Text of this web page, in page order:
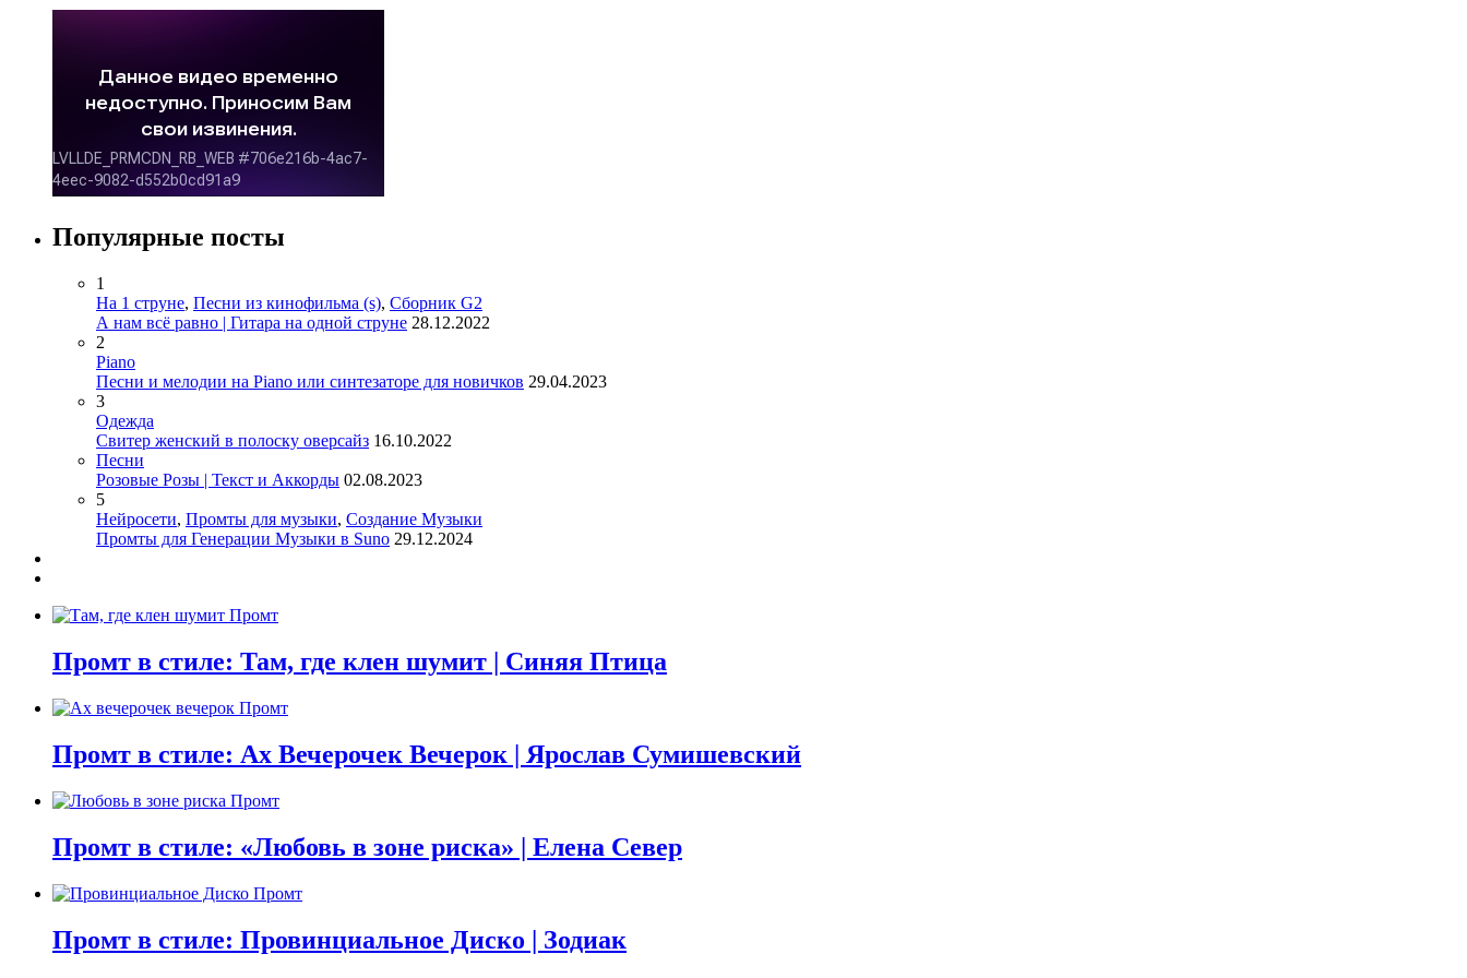
Популярные посты
1
На 1 струне, Песни из кинофильма (s), Сборник G2
А нам всё равно | Гитара на одной струне 28.12.2022
2
Piano
Песни и мелодии на Piano или синтезаторе для новичков 29.04.2023
3
Одежда
Свитер женский в полоску оверсайз 16.10.2022
Песни
Розовые Розы | Текст и Аккорды 02.08.2023
5
Нейросети, Промты для музыки, Создание Музыки
Промты для Генерации Музыки в Suno 29.12.2024
Промт в стиле: Там, где клен шумит | Синяя Птица
Промт в стиле: Ах Вечерочек Вечерок | Ярослав Сумишевский
Промт в стиле: «Любовь в зоне риска» | Елена Север
Промт в стиле: Провинциальное Диско | Зодиак